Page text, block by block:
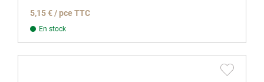
5,15 € / pce TTC
En stock